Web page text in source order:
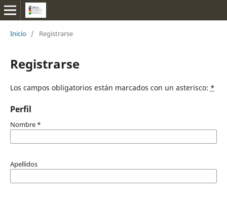
Inicio / Registrarse
Registrarse
Los campos obligatorios están marcados con un asterisco: *
Perfil
Nombre *
Apellidos